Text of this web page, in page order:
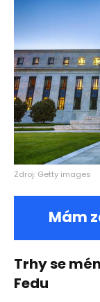
Zdroj: Getty images
Mám
Trhy se
Fedu